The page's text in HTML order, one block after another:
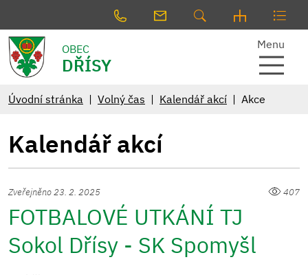
OBEC
DŘÍSY
Menu
Úvodní stránka Volný čas Kalendář akcí Akce
Kalendář akcí
Zveřejněno 23. 2. 2025 407
FOTBALOVÉ UTKÁNÍ TJ
Sokol Dřísy - SK Spomyšl